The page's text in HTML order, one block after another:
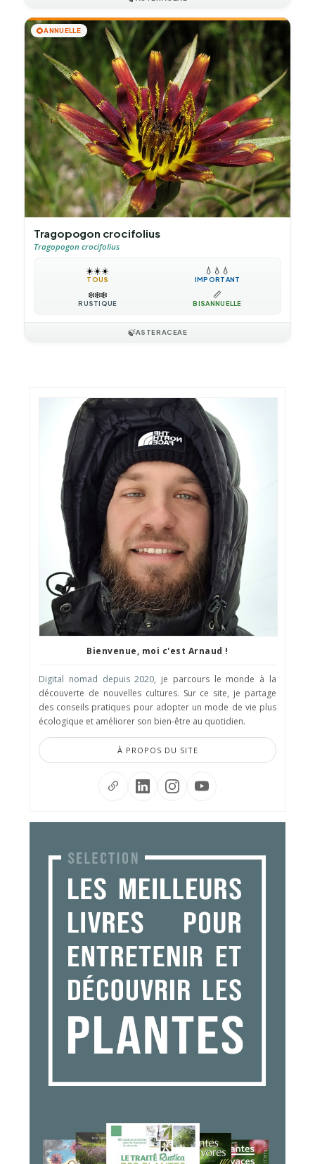
🌻ANNUELLE
Tragopogon crocifolius
Tragopogon crocifolius
☀️☀️☀️
TOUS
💧 💧 💧
IMPORTANT
❄️❄️❄️
RUSTIQUE
📏
BISANNUELLE
🍃ASTERACEAE
Bienvenue, moi c'est Arnaud !
Digital nomad depuis 2020, je parcours le monde à la
découverte de nouvelles cultures. Sur ce site, je partage
des conseils pratiques pour adopter un mode de vie plus
écologique et améliorer son bien-être au quotidien.
À PROPOS DU SITE